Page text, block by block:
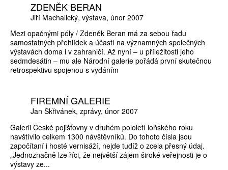
ZDENĚK BERAN
Jiří Machalický výstava únor 2007
Mezi opačnými póly / Zdeněk Beran má za sebou řadu
samostatných přehlídek a účastí na významných společných
výstavách doma i v zahraničí. Až nyní – u příležitosti jeho
sedmdesátin – mu ale Národní galerie pořádá první skutečnou
retrospektivu spojenou s vydáním
FIREMNÍ GALERIE
Jan Skřivánek zprávy únor 2007
Galerii České pojišťovny v druhém pololetí loňského roku
navštívilo celkem 1300 návštěvníků. Do tohoto čísla jsou
započítaní i hosté vernisáží, nejde tudíž o zcela přesný údaj.
„Jednoznačně lze říci, že největší zájem široké veřejnosti je o
výstavy ze...